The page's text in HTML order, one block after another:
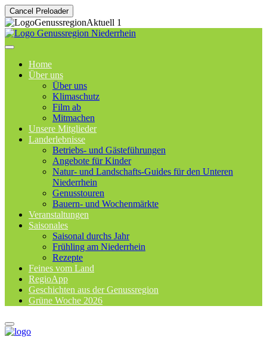
Cancel Preloader
Home
Über uns
Über uns
Klimaschutz
Film ab
Mitmachen
Unsere Mitglieder
Landerlebnisse
Betriebs- und Gästeführungen
Angebote für Kinder
Natur- und Landschafts-Guides für den Unteren
Niederrhein
Genusstouren
Bauern- und Wochenmärkte
Veranstaltungen
Saisonales
Saisonal durchs Jahr
Frühling am Niederrhein
Rezepte
Feines vom Land
RegioApp
Geschichten aus der Genussregion
Grüne Woche 2026